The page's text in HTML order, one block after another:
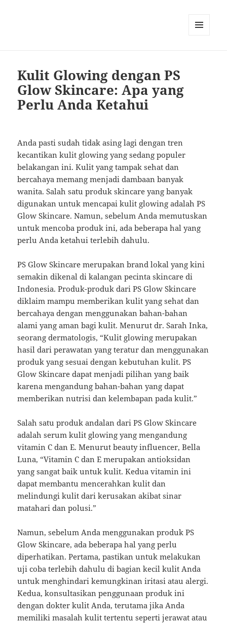
Kulit Glowing dengan PS
Glow Skincare: Apa yang
Perlu Anda Ketahui
Anda pasti sudah tidak asing lagi dengan tren
kecantikan kulit glowing yang sedang populer
belakangan ini. Kulit yang tampak sehat dan
bercahaya memang menjadi dambaan banyak
wanita. Salah satu produk skincare yang banyak
digunakan untuk mencapai kulit glowing adalah PS
Glow Skincare. Namun, sebelum Anda memutuskan
untuk mencoba produk ini, ada beberapa hal yang
perlu Anda ketahui terlebih dahulu.
PS Glow Skincare merupakan brand lokal yang kini
semakin dikenal di kalangan pecinta skincare di
Indonesia. Produk-produk dari PS Glow Skincare
diklaim mampu memberikan kulit yang sehat dan
bercahaya dengan menggunakan bahan-bahan
alami yang aman bagi kulit. Menurut dr. Sarah Inka,
seorang dermatologis, “Kulit glowing merupakan
hasil dari perawatan yang teratur dan menggunakan
produk yang sesuai dengan kebutuhan kulit. PS
Glow Skincare dapat menjadi pilihan yang baik
karena mengandung bahan-bahan yang dapat
memberikan nutrisi dan kelembapan pada kulit.”
Salah satu produk andalan dari PS Glow Skincare
adalah serum kulit glowing yang mengandung
vitamin C dan E. Menurut beauty influencer, Bella
Luna, “Vitamin C dan E merupakan antioksidan
yang sangat baik untuk kulit. Kedua vitamin ini
dapat membantu mencerahkan kulit dan
melindungi kulit dari kerusakan akibat sinar
matahari dan polusi.”
Namun, sebelum Anda menggunakan produk PS
Glow Skincare, ada beberapa hal yang perlu
diperhatikan. Pertama, pastikan untuk melakukan
uji coba terlebih dahulu di bagian kecil kulit Anda
untuk menghindari kemungkinan iritasi atau alergi.
Kedua, konsultasikan penggunaan produk ini
dengan dokter kulit Anda, terutama jika Anda
memiliki masalah kulit tertentu seperti jerawat atau